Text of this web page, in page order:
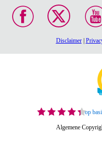
Disclaimer|
op
Algemene